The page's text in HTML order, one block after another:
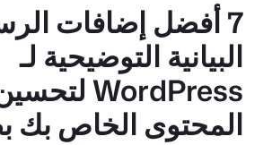
7 أفضل إضافات
البيانية التوضيحية لـ
WordPress لتحسين
المحتوى الخاص بك